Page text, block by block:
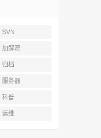
SVN
加解密
归档
服务器
科普
运维